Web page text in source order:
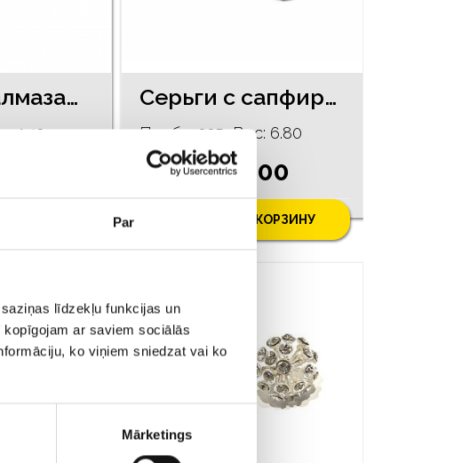
Par
līdzekļu funkcijas un
ar saviem sociālās
ko viņiem sniedzat vai ko
Mārketings
Cерьги c алмазaми (0.02 ct) 104/5755
1.49
Серьги с сапфирами (1.54ct) 114/4655
Проба: 925, Bес: 6.80
€ 125.00
ДОБАВИТЬ В КОРЗИНУ